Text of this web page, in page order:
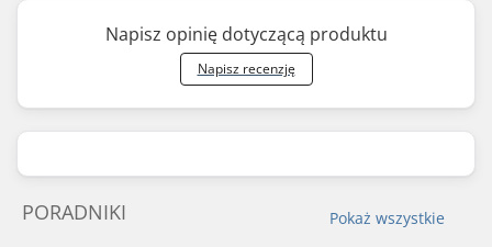
Napisz opinię dotyczącą produktu
Napisz recenzję
Pokaż wszystkie
PORADNIKI